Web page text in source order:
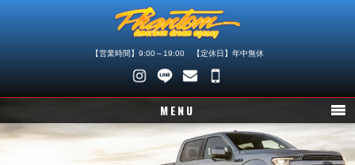
【営業時間】9:00～19:00 【定休日】年中無休
048-
745-
4446
MENU
ニュース